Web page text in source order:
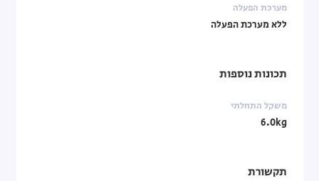
מערכת הפעלה
ללא מערכת הפעלה
תכונות נוספות
משקל התחלתי
6.0kg
תקשורת